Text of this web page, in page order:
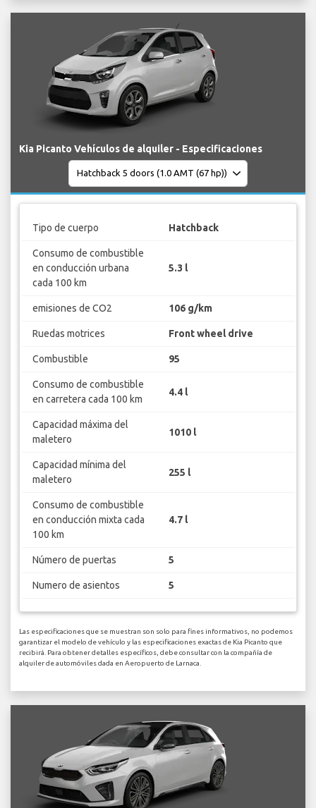
Kia Picanto Vehículos de alquiler - Especificaciones
Tipo de cuerpo Hatchback
Consumo de combustible
en conducción urbana
cada 100 km
5.3 l
emisiones de CO2 106 g/km
Ruedas motrices Front wheel drive
Combustible 95
Consumo de combustible
en carretera cada 100 km
4.4 l
Capacidad máxima del
maletero
1010 l
Capacidad mínima del
maletero
255 l
Consumo de combustible
en conducción mixta cada
100 km
4.7 l
Número de puertas 5
Numero de asientos 5
Las especificaciones que se muestran son solo para fines informativos, no podemos
garantizar el modelo de vehículo y las especificaciones exactas de Kia Picanto que
recibirá. Para obtener detalles específicos, debe consultar con la compañía de
alquiler de automóviles dada en Aeropuerto de Larnaca.